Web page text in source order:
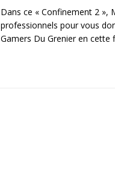
Dans ce « Confinement 2 »,
professionnels pour vous
Gamers Du Grenier en cette